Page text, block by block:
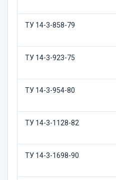
ТУ 14-3-858-79
ТУ 14-3-923-75
ТУ 14-3-954-80
ТУ 14-3-1128-82
ТУ 14-3-1698-90